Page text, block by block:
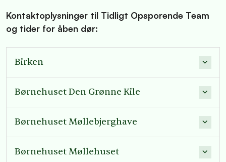
Kontaktoplysninger til Tidligt Opsporende Team
og tider for åben dør:
Birken
Børnehuset Den Grønne Kile
Børnehuset Møllebjerghave
Børnehuset Møllehuset